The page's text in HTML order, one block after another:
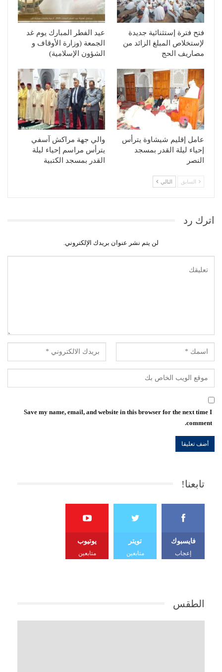
فتح فترة إستثنائية جديدة
لإستخلاص المبلغ الزائد من
مصاريف الحج
عيد الفطر المبارك يوم غد
الجمعة (وزارة الأوقاف و
الشؤون الإسلامية)
عامل إقليم شيشاوة يترأس
إحياء ليلة القدر بمسجد
النصر
والي جهة مراكش آسفي
يترأس مراسم إحياء ليلة
القدر بمسجد الكتبية
السابق التالي
اترك رد
لن يتم نشر عنوان بريدك الإلكتروني.
Save my name, email, and website in this browser for the next time I
comment.
تابعنا!
فايسبوك
إعجاب
تويتر
متابعين
يوتيوب
متابعين
الطقس